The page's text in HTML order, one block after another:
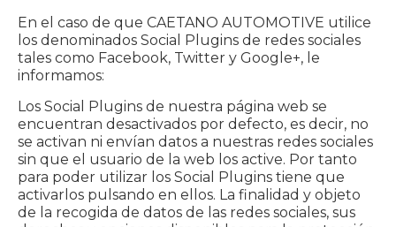
En el caso de que CAETANO AUTOMOTIVE utilice
los denominados Social Plugins de redes sociales
tales como Facebook, Twitter y Google+, le
informamos:
Los Social Plugins de nuestra página web se
encuentran desactivados por defecto, es decir, no
se activan ni envían datos a nuestras redes sociales
sin que el usuario de la web los active. Por tanto
para poder utilizar los Social Plugins tiene que
activarlos pulsando en ellos. La finalidad y objeto
de la recogida de datos de las redes sociales, sus